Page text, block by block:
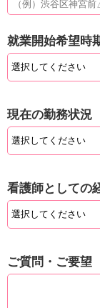
就業開始希望時
現在の勤務状況
看護師としての
ご質問・ご要望